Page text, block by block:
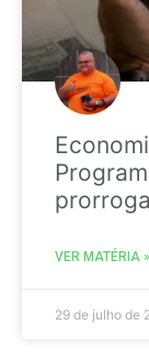
VER MATÉRIA »
29 de julho de